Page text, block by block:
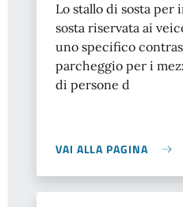
Lo stallo di sosta per
sosta riservata ai
uno specifico
parcheggio per i
di persone d
VAI ALLA PAGINA